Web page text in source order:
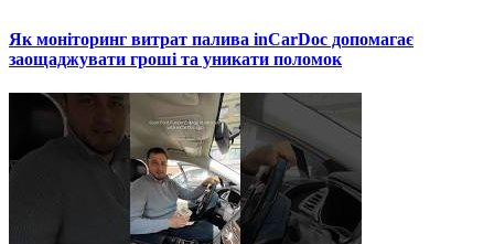
Як моніторинг витрат палива inCarDoc допомагає
заощаджувати гроші та уникати поломок